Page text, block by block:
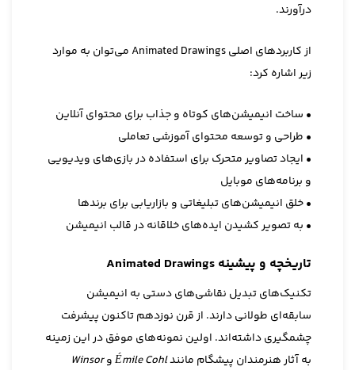
درآورند.
از کاربردهای اصلی Animated Drawings می‌توان به موارد
زیر اشاره کرد:
• ساخت انیمیشن‌های کوتاه و جذاب برای محتوای آنلاین
• طراحی و توسعه محتوای آموزشی تعاملی
• ایجاد تصاویر متحرک برای استفاده در بازی‌های ویدیویی
و برنامه‌های موبایل
• خلق انیمیشن‌های تبلیغاتی و بازاریابی برای برندها
• به تصویر کشیدن ایده‌های خلاقانه در قالب انیمیشن
تاریخچه و پیشینه Animated Drawings
تکنیک‌های تبدیل نقاشی‌های دستی به انیمیشن
سابقه‌ای طولانی دارند. از قرن نوزدهم تاکنون پیشرفت
چشمگیری داشته‌اند. اولین نمونه‌های موفق در این زمینه
به آثار هنرمندان پیشگام مانندÉmile CohlوWinsor